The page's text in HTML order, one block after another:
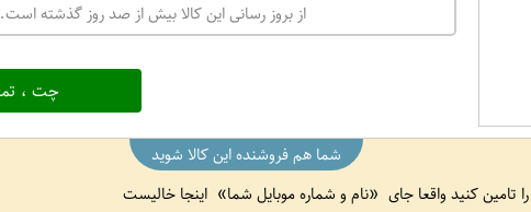
از بروز رسانی این کالا بیش از صد روز گذشته
چت ،
شما هم فروشنده این کالا شوید
تامین کنید واقعا جای
نام و شماره موبایل شما اینجا خالیست